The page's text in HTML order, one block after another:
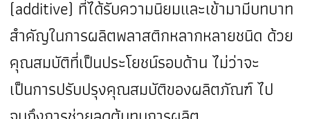
(additive) ที่ได้รับความนิยมและเข้ามามีบทบาท
สำคัญในการผลิตพลาสติกหลากหลายชนิด ด้วย
คุณสมบัติที่เป็นประโยชน์รอบด้าน ไม่ว่าจะ
เป็นการปรับปรุงคุณสมบัติของผลิตภัณฑ์ ไป